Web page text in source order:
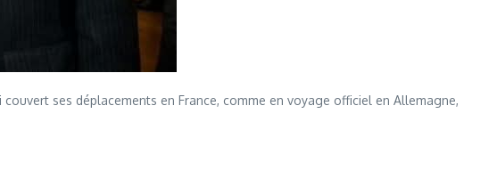
couvert ses déplacements en France, comme en voyage officiel en Allemagne,